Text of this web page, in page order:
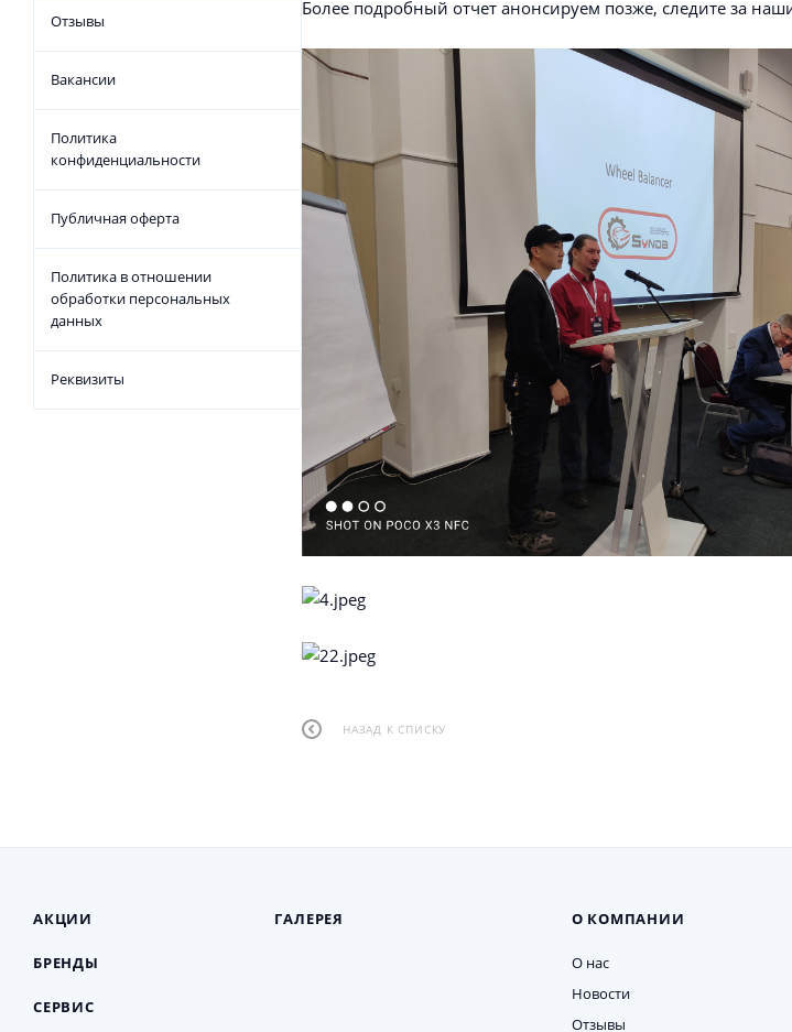
Более подробный отчет анонсируем позже, следите за
НАЗАД К СПИСКУ
Отзывы
Вакансии
Политика
конфиденциальности
Публичная оферта
Политика в отношении
обработки персональных
данных
Реквизиты
АКЦИИ
БРЕНДЫ
СЕРВИС
ГАЛЕРЕЯ О КОМПАНИИ
О нас
Новости
Отзывы